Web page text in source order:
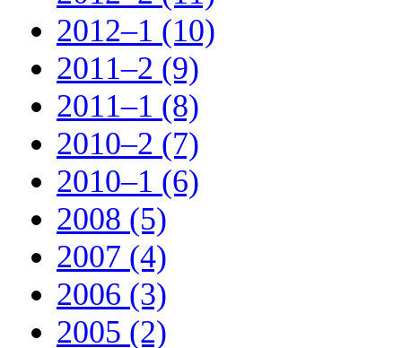
2012–1 (10)
2011–2 (9)
2011–1 (8)
2010–2 (7)
2010–1 (6)
2008 (5)
2007 (4)
2006 (3)
2005 (2)